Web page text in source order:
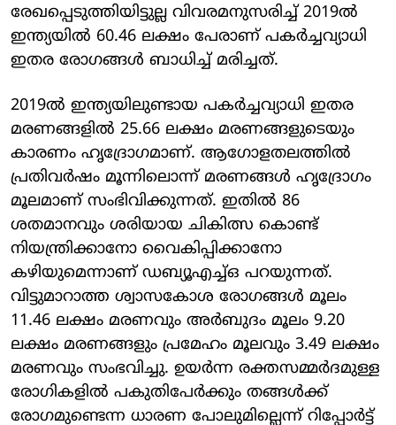
രേഖപ്പെടുത്തിയിട്ടുല്ല വിവരമനുസരിച്ച് 2019ൽ
ഇന്ത്യയിൽ 60.46 ലക്ഷം പേരാണ് പകർച്ചവ്യാധി
ഇതര രോഗങ്ങൾ ബാധിച്ച് മരിച്ചത്.
2019ൽ ഇന്ത്യയിലുണ്ടായ പകർച്ചവ്യാധി ഇതര
മരണങ്ങളിൽ 25.66 ലക്ഷം മരണങ്ങളുടെയും
കാരണം ഹൃദ്രോ​ഗമാണ്. ആഗോളതലത്തിൽ
പ്രതിവർഷം മൂന്നിലൊന്ന് മരണങ്ങൾ ഹൃദ്രോഗം
മൂലമാണ് സംഭിവിക്കുന്നത്. ഇതിൽ 86
ശതമാനവും ശരിയായ ചികിത്സ കൊണ്ട്
നിയന്ത്രിക്കാനോ വൈകിപ്പിക്കാനോ
കഴിയുമെന്നാണ് ഡബ്യൂഎച്ച്ഒ പറയുന്നത്.
വിട്ടുമാറാത്ത ശ്വാസകോശ രോഗങ്ങൾ മൂലം
11.46 ലക്ഷം മരണവും അർബുദം മൂലം 9.20
ലക്ഷം മരണങ്ങളും പ്രമേഹം മൂലവും 3.49 ലക്ഷം
മരണവും സംഭവിച്ചു. ഉയർന്ന രക്തസമ്മർദമുള്ള
രോഗികളിൽ പകുതിപേർക്കും തങ്ങൾക്ക്
രോഗമുണ്ടെന്ന ധാരണ പോലുമില്ലെന്ന് റിപ്പോർട്ട്